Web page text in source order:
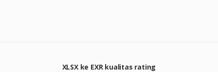
XLSX ke EXR kualitas rating